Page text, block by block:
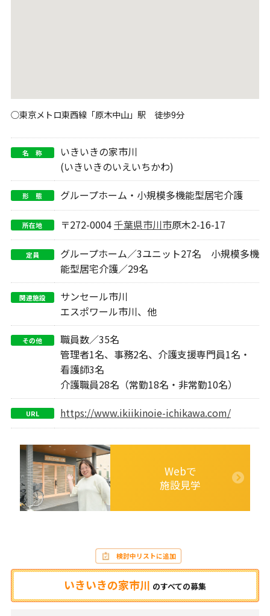
○東京メトロ東西線「原木中山」駅 徒歩9分
名 称
いきいきの家市川
(いきいきのいえいちかわ)
形 態 グループホーム・小規模多機能型居宅介護
所在地 〒272-0004千葉県市川市原木2-16-17
定員
グループホーム／3ユニット27名 小規模多機
能型居宅介護／29名
関連施設
サンセール市川
エスポワール市川、他
その他
職員数／35名
管理者1名、事務2名、介護支援専門員1名・
看護師3名
介護職員28名（常勤18名・非常勤10名）
URL https://www.ikiikinoie-ichikawa.com/
Webで
施設見学
いきいきの家市川 のすべての募集
検討中リストに追加